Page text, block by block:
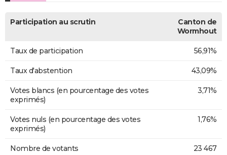
Participation au scrutin
Canton de
Wormhout
Taux de participation 56,91%
Taux d'abstention 43,09%
Votes blancs (en pourcentage des votes
exprimés)
3,71%
Votes nuls (en pourcentage des votes
exprimés)
1,76%
Nombre de votants 23 467